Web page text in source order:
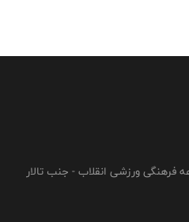
فرهنگی ورزشی انقلاب - جنب تالار